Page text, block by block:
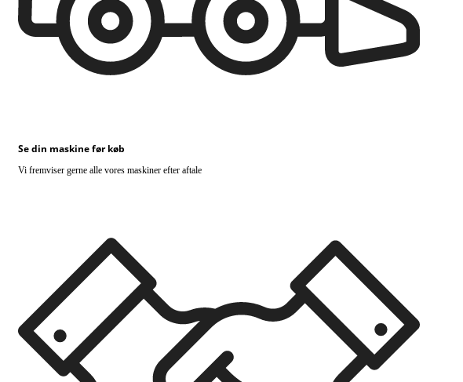
Se din maskine før køb
Vi fremviser gerne alle vores maskiner efter aftale